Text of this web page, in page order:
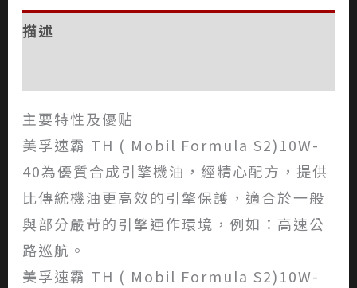
描述
主要特性及優贴
美孚速霸 TH ( Mobil Formula S2)10W-
40為優質合成引擎機油，經精心配方，提供
比傳統機油更高效的引擎保護，適合於一般
與部分嚴苛的引擎運作環境，例如：高速公
路巡航。
美孚速霸 TH ( Mobil Formula S2)10W-